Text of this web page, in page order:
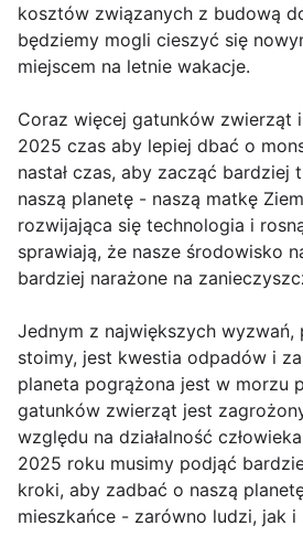
kosztów związanych z budową
będziemy mogli cieszyć się
miejscem na letnie wakacje.
Coraz więcej gatunków zwierząt
2025 czas aby lepiej dbać o
nastał czas, aby zacząć bardziej
naszą planetę - naszą matkę
rozwijająca się technologia i
sprawiają, że nasze środowisko
bardziej narażone na
Jednym z największych wyzwań,
stoimy, jest kwestia odpadów i
planeta pogrążona jest w morzu
gatunków zwierząt jest
względu na działalność
2025 roku musimy podjąć
kroki, aby zadbać o naszą
mieszkańce - zarówno ludzi, jak i